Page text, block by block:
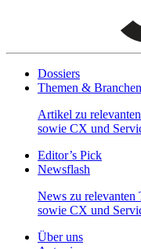
Dossiers
Themen & Branchen
Artikel zu
sowie CX und
Editor’s Pick
Newsflash
News zu relevanten
sowie CX und
Über uns